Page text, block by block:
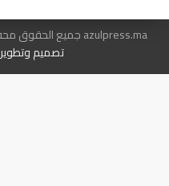
azulpress.ma جميع الحقوق محفوظة
تصميم وتطوير